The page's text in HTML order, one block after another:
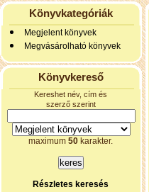
Könyvkategóriák
Megjelent könyvek
Megvásárolható könyvek
Könyvkereső
Kereshet név, cím és
szerző szerint
maximum50 karakter.
Részletes keresés